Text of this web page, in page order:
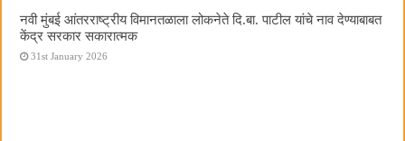
नवी मुंबई आंतरराष्ट्रीय विमानतळाला लोकनेते दि.बा. पाटील यांचे नाव देण्याबाबत
केंद्र सरकार सकारात्मक
31st January 2026